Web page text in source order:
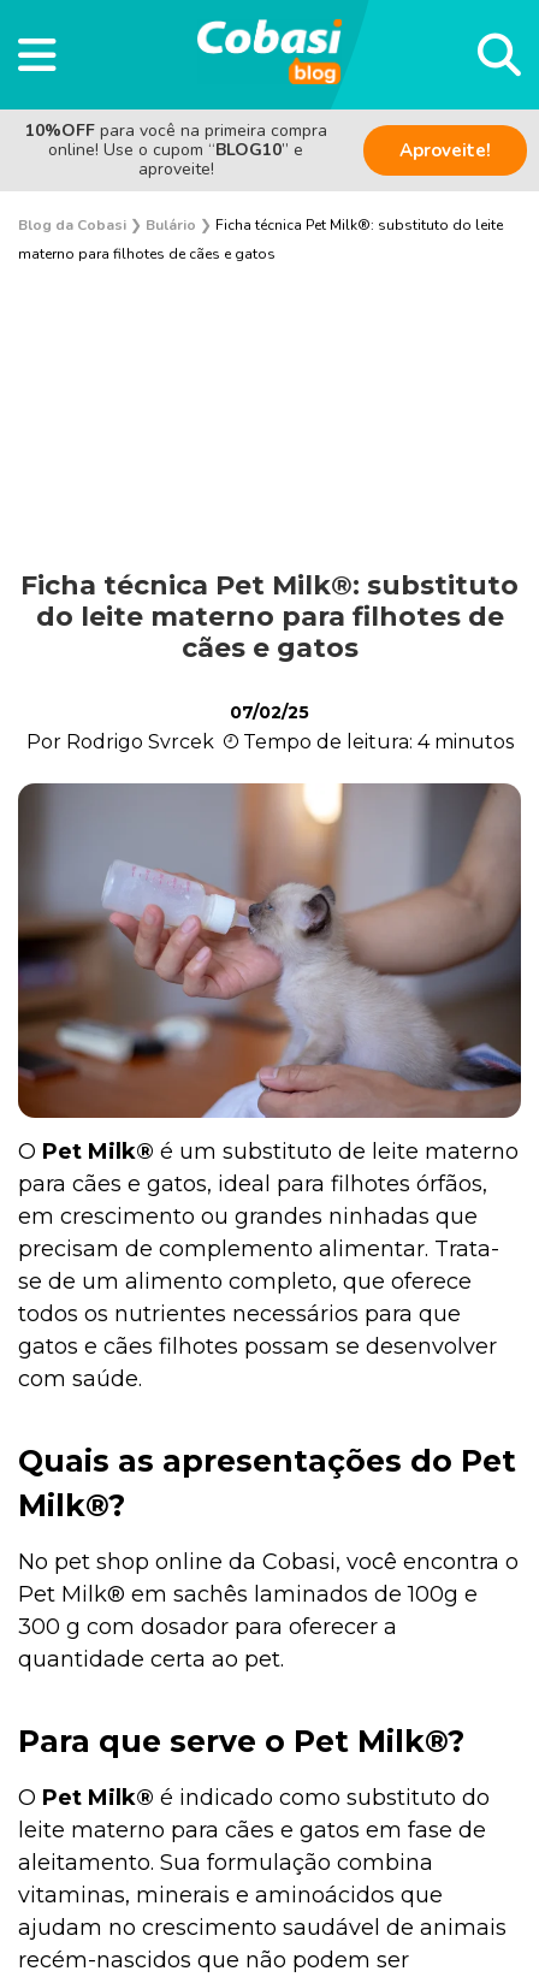
10%OFF para você na primeira compra
online! Use o cupom “BLOG10” e
aproveite!
Aproveite!
Blog da Cobasi ❯ Bulário ❯ Ficha técnica Pet Milk®: substituto do leite
materno para filhotes de cães e gatos
Outros Pets
Jardinagem
Institucional
Ficha técnica Pet Milk®: substituto
do leite materno para filhotes de
cães e gatos
07/02/25
Por Rodrigo Svrcek Tempo de leitura: 4 minutos
O Pet Milk® é um substituto de leite materno
para cães e gatos, ideal para filhotes órfãos,
em crescimento ou grandes ninhadas que
precisam de complemento alimentar. Trata-
se de um alimento completo, que oferece
todos os nutrientes necessários para que
gatos e cães filhotes possam se desenvolver
com saúde.
Quais as apresentações do Pet
Milk®?
No pet shop online da Cobasi, você encontra o
Pet Milk® em sachês laminados de 100g e
300 g com dosador para oferecer a
quantidade certa ao pet.
Para que serve o Pet Milk®?
O Pet Milk® é indicado como substituto do
leite materno para cães e gatos em fase de
aleitamento. Sua formulação combina
vitaminas, minerais e aminoácidos que
ajudam no crescimento saudável de animais
recém-nascidos que não podem ser